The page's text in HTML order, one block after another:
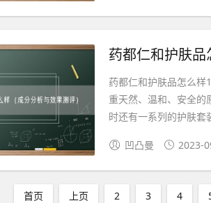
药都仁和护肤品
药都仁和护肤品怎么样
重天然、温和、安全的
时还有一系列的护肤套
凹凸曼 2023-
首页 上页 2 3 4